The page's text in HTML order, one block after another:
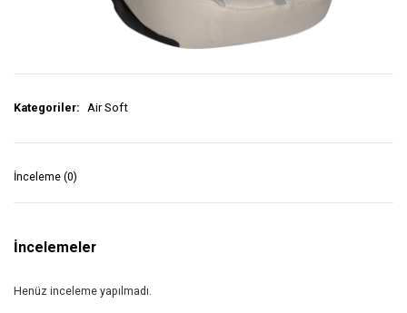
Kategoriler: Air Soft
İnceleme (0)
İncelemeler
Henüz inceleme yapılmadı.